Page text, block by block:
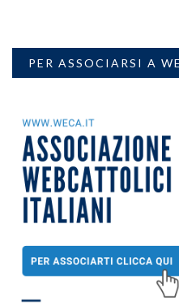
PER ASSOCIARSI A